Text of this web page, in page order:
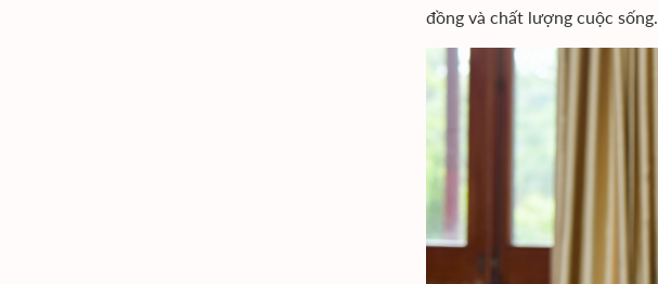
đồng và chất lượng cuộc sống.